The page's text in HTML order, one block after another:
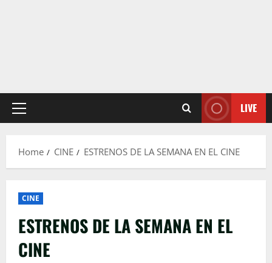
Primary
LIVE
Home CINE ESTRENOS DE LA SEMANA EN EL CINE
CINE
ESTRENOS DE LA SEMANA EN EL
CINE